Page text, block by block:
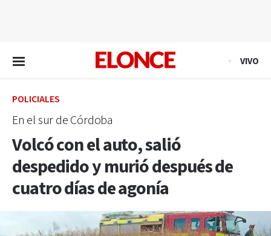
VIVO
POLICIALES
En el sur de Córdoba
Volcó con el auto, salió
despedido y murió después de
cuatro días de agonía